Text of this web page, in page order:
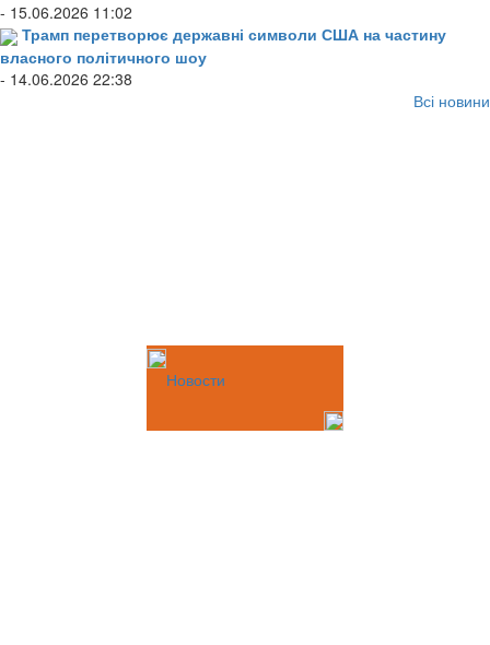
- 15.06.2026 11:02
Трамп перетворює державні символи США на частину
власного політичного шоу
- 14.06.2026 22:38
Всі новини
Новости